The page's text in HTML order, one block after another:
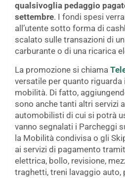
qualsivoglia pedaggio
settembre. I fondi spesi
all’utente sotto forma di
scalato sulle transazioni di
carburante o di una ricarica
La promozione si chiama
versatile per quanto riguarda
mobilità. Di fatto,
sono anche tanti altri servizi
automobilisti di cui si potrà
vanno segnalati i Parcheggi
la Mobilità condivisa o gli
ai servizi di pagamento
elettrica, bollo, revisione,
traghetti, treni lavaggio auto,